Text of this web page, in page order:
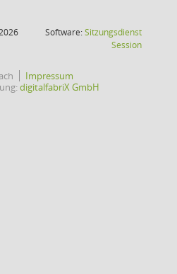
Software:Sitzungsdienst
Session(Wird in
Impressum
digitalfabriX GmbH